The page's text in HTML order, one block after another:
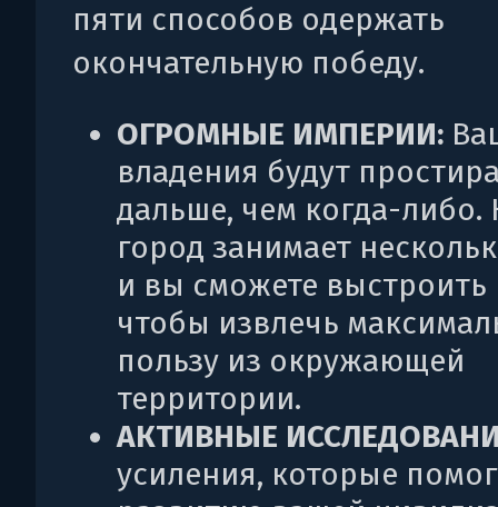
пяти способов одержать
окончательную победу.
ОГРОМНЫЕ ИМПЕРИИ:
владения будут
дальше, чем когда-
город занимает
и вы сможете выстроить
чтобы извлечь
пользу из окружающей
территории.
АКТИВНЫЕ
усиления, которые